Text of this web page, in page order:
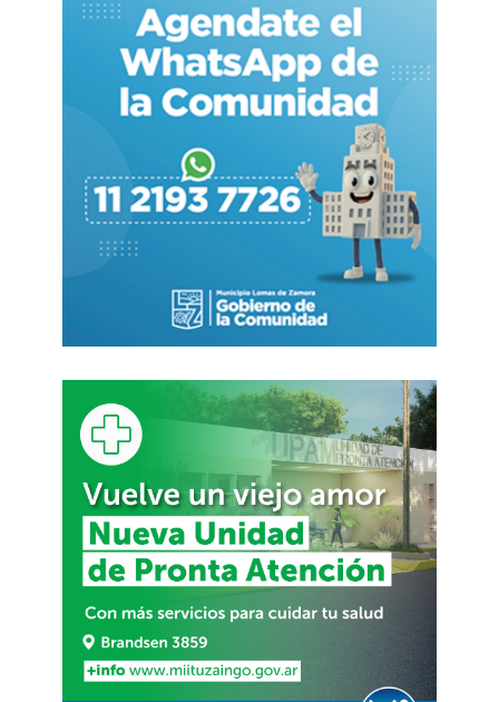
En estos momentos, las cuadrillas de obra
avanzan con el primer tramo de este ramal
mediante tareas de excavación y colocación de
conductos pluviales en la intersección de las
calles Wright y 1º de Marzo, para continuar luego
por el resto de la traza programada.
En simultáneo, continúan los trabajos
correspondientes a los otros dos frentes del
superior al 80 %. Uno de ellos comprende el
tendido de 500 metros de conductos sobre
Polonia, entre Melber y Cuyo, y sobre Melber
hasta José Hernández, donde la instalación de
las cañerías ya fue completada. En ese sector
restan tareas de repavimentación,
reconstrucción de veredas y la ejecución de
sumideros y cámaras.Por su parte, el segundo
frente de obra se desarrolla sobre Doyhenard,
entre Cuyo y 1º de Marzo, y sobre Melber, entre